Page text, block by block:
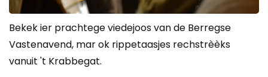
Bekek ier prachtege viedejoos van de Berregse
Vastenavend, mar ok rippetaasjes rechstrèèks
vanuit 't Krabbegat.